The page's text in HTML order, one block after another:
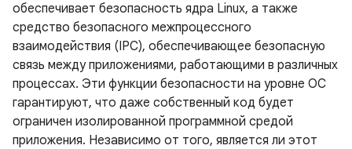
обеспечивает безопасность ядра Linux, а также
средство безопасного межпроцессного
взаимодействия (IPC), обеспечивающее безопасную
связь между приложениями, работающими в различных
процессах. Эти функции безопасности на уровне ОС
гарантируют, что даже собственный код будет
ограничен изолированной программной средой
приложения. Независимо от того, является ли этот